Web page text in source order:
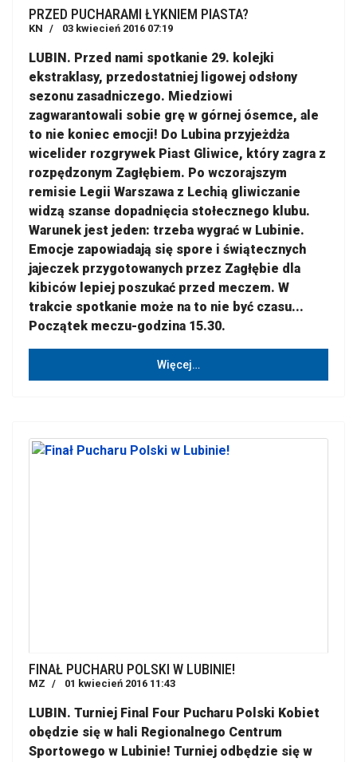
PRZED PUCHARAMI ŁYKNIEM PIASTA?
KN 03 kwiecień 2016 07:19
LUBIN. Przed nami spotkanie 29. kolejki
ekstraklasy, przedostatniej ligowej odsłony
sezonu zasadniczego. Miedziowi
zagwarantowali sobie grę w górnej ósemce, ale
to nie koniec emocji! Do Lubina przyjeżdża
wicelider rozgrywek Piast Gliwice, który zagra z
rozpędzonym Zagłębiem. Po wczorajszym
remisie Legii Warszawa z Lechią gliwiczanie
widzą szanse dopadnięcia stołecznego klubu.
Warunek jest jeden: trzeba wygrać w Lubinie.
Emocje zapowiadają się spore i świątecznych
jajeczek przygotowanych przez Zagłębie dla
kibiców lepiej poszukać przed meczem. W
trakcie spotkanie może na to nie być czasu...
Początek meczu-godzina 15.30.
Więcej…
FINAŁ PUCHARU POLSKI W LUBINIE!
MZ 01 kwiecień 2016 11:43
LUBIN. Turniej Final Four Pucharu Polski Kobiet
obędzie się w hali Regionalnego Centrum
Sportowego w Lubinie! Turniej odbędzie się w